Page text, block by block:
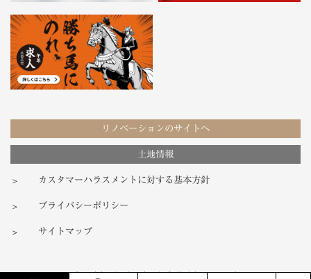
リノベーションのサイトへ
土地情報
カスタマーハラスメントに対する基本方針
プライバシーポリシー
サイトマップ
Copyright ノーク・ホームズ all rights reserved